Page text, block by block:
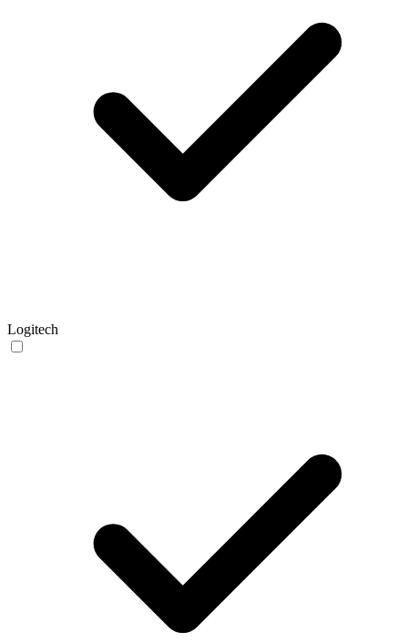
Logitech